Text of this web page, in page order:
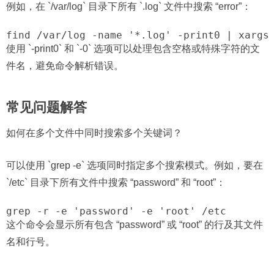
例如，在 `/var/log` 目录下所有 `.log` 文件中搜索 “error”：
find /var/log -name '*.log' -print0 |
使用 `-print0` 和 `-0` 选项可以处理包含空格或特殊字符的文
件名，避免命令解析错误。
常见问题解答
如何在多个文件中同时搜索多个关键词？
可以使用 `grep -e` 选项同时指定多个搜索模式。例如，要在
`/etc` 目录下所有文件中搜索 “password” 和 “root”：
grep -r -e 'password' -e 'root' /etc
这个命令会显示所有包含 “password” 或 “root” 的行及其文件
名和行号。